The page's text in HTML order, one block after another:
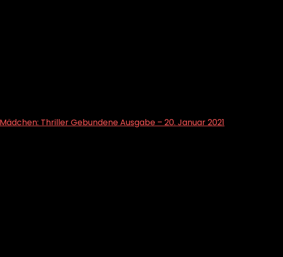
Thriller Gebundene Ausgabe – 20. Januar 2021